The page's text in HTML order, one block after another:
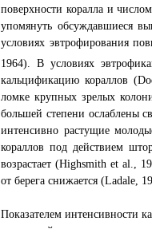
поверхности коралла и
упомянуть обсуждавшиеся
условиях эвтрофирования
1964). В условиях
кальцификацию кораллов
ломке крупных зрелых
большей степени ослаблены
интенсивно растущие
кораллов под действием
возрастает (Highsmith et al.,
от берега снижается (Ladale,
Показателем интенсивности